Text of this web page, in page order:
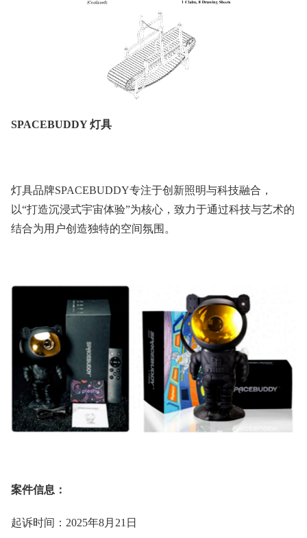
SPACEBUDDY 灯具
灯具品牌SPACEBUDDY专注于创新照明与科技融合，
以“打造沉浸式宇宙体验”为核心，致力于通过科技与艺术的
结合为用户创造独特的空间氛围。
案件信息：
起诉时间：2025年8月 21 日